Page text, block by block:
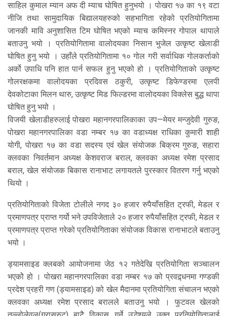
साहिल कुमाल म्यान अफ दी म्याच घोषित हुनुभयो । पोखरा १७ का १९ वटा
नीजि तथा सामुदायिक बिद्यालयहरुको सहभागिता रहेको प्रतियोगितामा
जानकी मावि अनुशासित टिम घोषित भएको म्याच कमिस्नर गोपाल थापाले
बताउनु भयो । प्रतियोगितामा वालोदयका निसान भुजेल उत्कृष्ट खेलाडी
घोषित हुनु भयो । उहाँले प्रतियोगितामा १० गोल गरी सर्वाधिक गोलकर्ताको
अर्को उपाधि पनि हात पार्न सफल हुनु भएको हो । प्रतियोगिताको उत्कृष्ट
गोलरक्षकमा वालोदयका प्रदिवस ठकुरी, उत्कृष्ट डिफेण्डरमा एलपी
देवकोटाका मिलन थारु, उत्कृष्ट मिड फिल्डरमा वालोदयका विक्लेस बुद्ध थापा
घोषित हुनु भयो ।
विजयी खेलाडीहरुलाई पोखरा महानगरपालिकाका उप—मेयर मन्जुदेवी गुरुङ,
पोखरा महानगरपालिका वडा नम्बर १७ का वडाध्यक्ष राधिका कुमारी शाही
योगी, पोखरा १७ का वडा सदस्य एवं खेल संयोजक बिक्रम गुरुङ, सहारा
क्लवका निवर्तमान अध्यक्ष केशवराज बराल, क्लवका अध्यक्ष रमेश प्रसाद
बराल, खेल संयोजक बिकास रानाभाट लगायतले पुरस्कार वितरण गर्नु भएको
थियो ।
प्रतियोगिताको विजेता टोलीले नगद ३० हजार रुपैयाँसहित ट्रफी, मेडल र
प्रमाणपत्र प्राप्त गर्यो भने उपविजेताले २० हजार रुपैयाँसहित ट्रफी, मेडल र
प्रमाणपत्र प्राप्त गरेको प्रतियोगिताका संयोजक विकास रानाभाटले बताउनु
भयो ।
ड्यामसाइड क्लबको आयोजनामा जेठ १२ गतेदेखि प्रतियोगिता सञ्चालन
भएकोे हो । पोखरा महानगरपालिका वडा नम्बर १७ को प्रवद्र्धनमा गण्डकी
प्रदेश प्रहरी गण (ड्यामसाइड) को खेल मैदानमा प्रतियोगिता संचालन भएको
क्लवका अध्यक्ष रमेश प्रसाद बरालले बताउनु भयो । फुटवल खेलको